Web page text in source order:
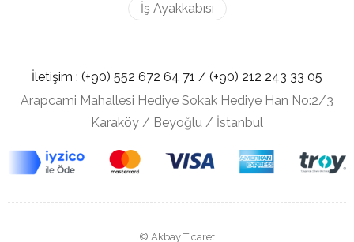
İş Ayakkabısı
İletişim : (+90) 552 672 64 71 / (+90) 212 243 33 05
Arapcami Mahallesi Hediye Sokak Hediye Han No:2/3
Karaköy / Beyoğlu / İstanbul
© Akbay Ticaret